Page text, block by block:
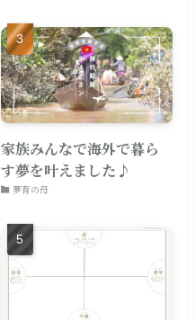
家族みんなで海外で暮ら
す夢を叶えました♪
夢育の母